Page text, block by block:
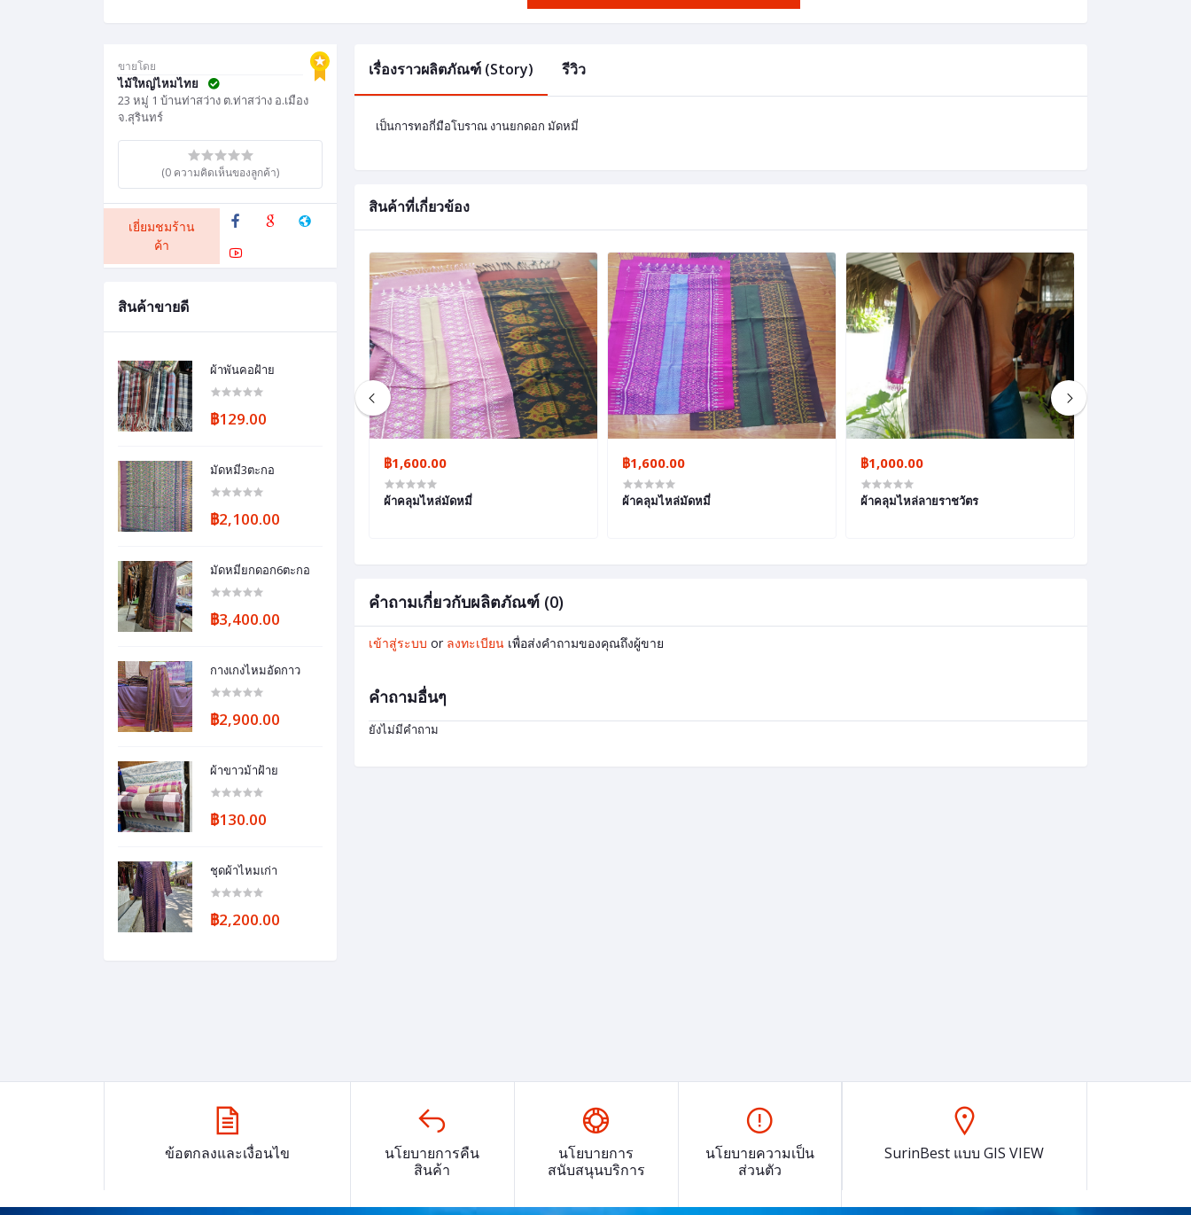
ขายโดย
ไม้ใหญ่ไหมไทย
23 หมู่ 1 บ้านท่าสว่าง ต.ท่าสว่าง อ.เมือง
จ.สุรินทร์
(0 ความคิดเห็นของลูกค้า)
เยี่ยมชมร้าน
ค้า
สินค้าขายดี
ผ้าพันคอฝ้าย
฿129.00
มัดหมี่3ตะกอ
฿2,100.00
มัดหมี่ยกดอก6ตะกอ
฿3,400.00
กางเกงไหมอัดกาว
฿2,900.00
ผ้าขาวม้าฝ้าย
฿130.00
ชุดผ้าไหมเก่า
฿2,200.00
เรื่องราวผลิตภัณฑ์ (Story) รีวิว
เป็นการทอกี่มือโบราณ งานยกดอก มัดหมี่
สินค้าที่เกี่ยวข้อง
฿1,500.00
ผ้าคลุม​ไหล่​ทอมือ
฿1,600.00
ผ้าคลุมไหล่มัดหมี่
฿1,600.00
ผ้าคลุมไหล่มัดหมี่
฿1,000.00
ผ้าคลุมไหล่ลายราชวัตร
คำถามเกี่ยวกับผลิตภัณฑ์ (0)
เข้าสู่ระบบ or ลงทะเบียน เพื่อส่งคำถามของคุณถึงผู้ขาย
คำถามอื่นๆ
ยังไม่มีคำถาม
ข้อตกลงและเงื่อนไข
นโยบายการคืน
สินค้า
นโยบายการ
สนับสนุนบริการ
นโยบายความเป็น
ส่วนตัว
SurinBest แบบ GIS VIEW